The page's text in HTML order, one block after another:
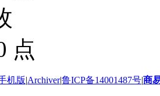
点
机版|Archiver|鲁ICP备14001487号|商